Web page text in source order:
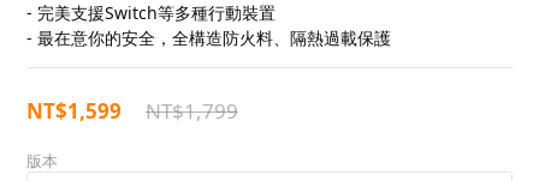
- 完美支援Switch等多種行動裝置
- 最在意你的安全，全構造防火料、隔熱過載保護
NT$1,799
NT$1,599
版本